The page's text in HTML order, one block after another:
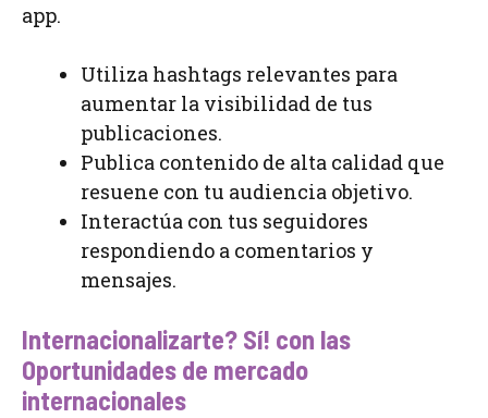
app.
Utiliza hashtags relevantes para
aumentar la visibilidad de tus
publicaciones.
Publica contenido de alta calidad que
resuene con tu audiencia objetivo.
Interactúa con tus seguidores
respondiendo a comentarios y
mensajes.
Internacionalizarte? Sí! con las
Oportunidades de mercado
internacionales